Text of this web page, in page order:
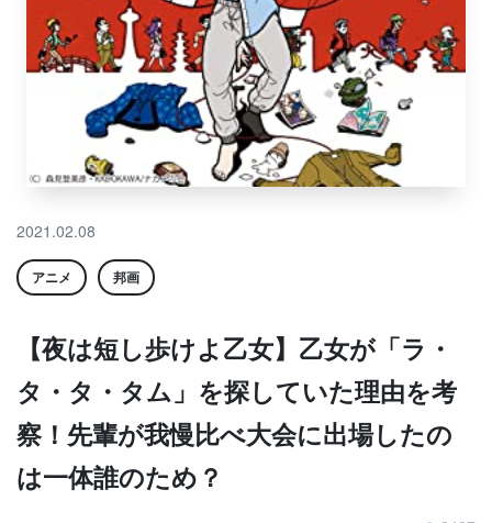
2021.02.08
アニメ 邦画
【夜は短し歩けよ乙女】乙女が「ラ・
タ・タ・タム」を探していた理由を考
察！先輩が我慢比べ大会に出場したの
は一体誰のため？